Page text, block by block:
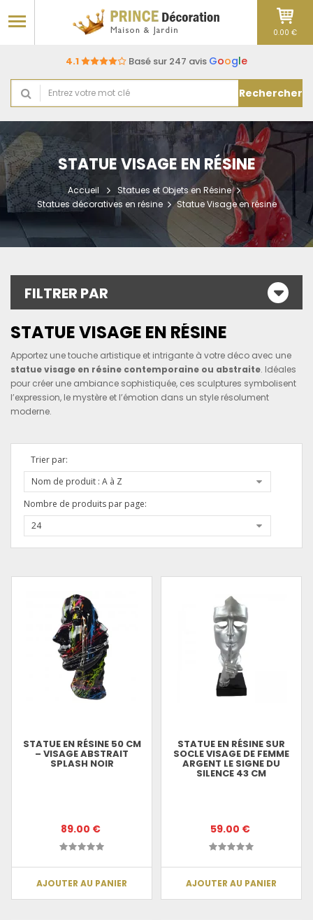
4.1 Basé sur 247 avis Google
Rechercher
0.00 €
STATUE VISAGE EN RÉSINE
Accueil
Statues et Objets en Résine
Statues décoratives en résine
Statue Visage en résine
FILTRER PAR
STATUE VISAGE EN RÉSINE
Apportez une touche artistique et intrigante à votre déco avec une
statue visage en résine contemporaine ou abstraite. Idéales
pour créer une ambiance sophistiquée, ces sculptures symbolisent
l’expression, le mystère et l’émotion dans un style résolument
moderne.
Trier par:
Nom de produit : A à Z
Nombre de produits par page:
24
STATUE EN RÉSINE 50 CM
– VISAGE ABSTRAIT
SPLASH NOIR
89.00 €
AJOUTER AU PANIER
STATUE EN RÉSINE SUR
SOCLE VISAGE DE FEMME
ARGENT LE SIGNE DU
SILENCE 43 CM
59.00 €
AJOUTER AU PANIER